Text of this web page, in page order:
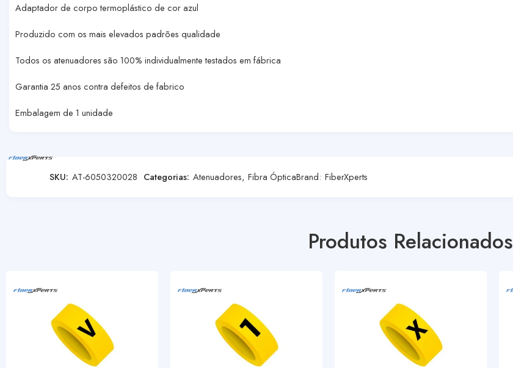
Adaptador de corpo termoplástico de cor azul
Produzido com os mais elevados padrões qualidade
Todos os atenuadores são 100% individualmente testados em fábrica
Garantia 25 anos contra defeitos de fabrico
Embalagem de 1 unidade
SKU: AT-6050320028 Categorias: Atenuadores, Fibra ÓpticaBrand: FiberXperts
Produtos Relacionados